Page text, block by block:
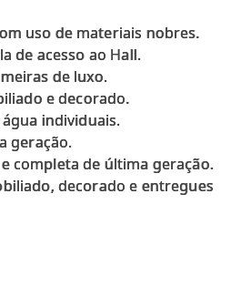
uso de materiais nobres.
de acesso ao Hall.
de luxo.
e decorado.
individuais.
geração.
completa de última geração.
decorado e entregues